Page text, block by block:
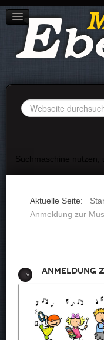
STADT EBERN
IMPRESSUM
DATENSCHUTZ
Suchen
...
Suchmaschine nutzen,
Aktuelle Seite:
Anmeldung zur
Anmeldung